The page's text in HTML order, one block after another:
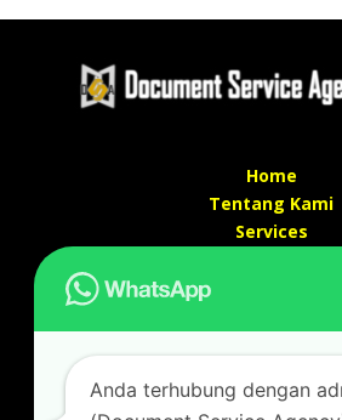
Home
Tentang Kami
Services
Alamat kantor :
Jl Swadaya Pam No 6 Rt 006 Rw 007
Cakung, Jakarta Timur 13930
Anda terhubung dengan